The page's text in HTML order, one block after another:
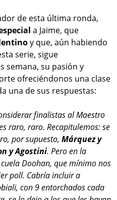
de esta última ronda,
a Jaime, que
y que, aún habiendo
serie, sigue
semana, su pasión y
ofreciéndonos una clase
una de sus respuestas:
finalistas al Maestro
raro, raro. Recapitulemos: se
por supuesto, Márquez y
y Agostini. Pero en la
Doohan, que mínimo nos
poll. Cabría incluir a
con 9 entorchados cada